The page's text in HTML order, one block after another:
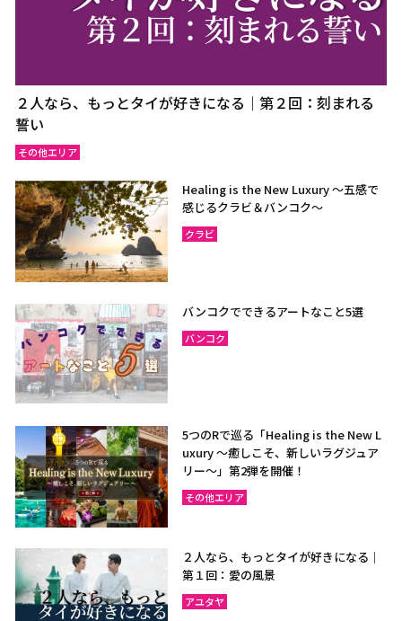
２人なら、もっとタイが好きになる｜第２回：刻まれる
誓い
その他エリア
Healing is the New Luxury ～五感で
感じるクラビ＆バンコク～
クラビ
バンコクでできるアートなこと5選
バンコク
5つのRで巡る「Healing is the New L
uxury ～癒しこそ、新しいラグジュア
リー〜」第2弾を開催！
その他エリア
２人なら、もっとタイが好きになる｜
第１回：愛の風景
アユタヤ